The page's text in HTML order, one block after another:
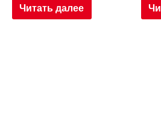
Читать далее